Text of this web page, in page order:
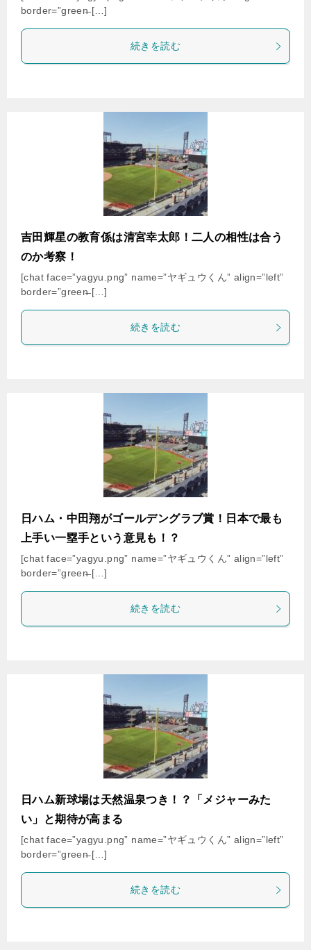
border=”green̶ […]
続きを読む
吉田輝星の教育係は清宮幸太郎！二人の相性は合う
のか考察！
[chat face=”yagyu.png” name=”ヤギュウくん” align=”left”
border=”green̶ […]
続きを読む
日ハム・中田翔がゴールデングラブ賞！日本で最も
上手い一塁手という意見も！？
[chat face=”yagyu.png” name=”ヤギュウくん” align=”left”
border=”green̶ […]
続きを読む
日ハム新球場は天然温泉つき！？「メジャーみた
い」と期待が高まる
[chat face=”yagyu.png” name=”ヤギュウくん” align=”left”
border=”green̶ […]
続きを読む